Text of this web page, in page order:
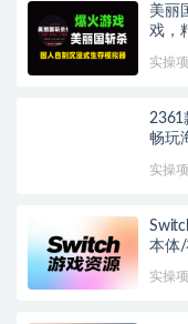
美丽
戏，
实操项
2361
畅玩
实操项
本体/
实操项